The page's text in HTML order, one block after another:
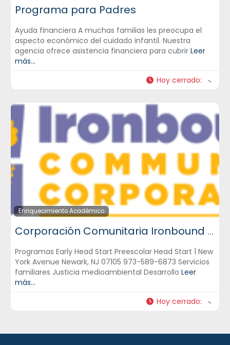
Programa para Padres
Ayuda financiera A muchas familias les preocupa el
aspecto económico del cuidado infantil. Nuestra
agencia ofrece asistencia financiera para cubrir Leer
más...
Hoy cerrado:
Enriquecimiento Académico
Corporación Comunitaria Ironbound – ICC
Programas Early Head Start Preescolar Head Start 1 New
York Avenue Newark, NJ 07105 973-589-6873 Servicios
familiares Justicia medioambiental Desarrollo Leer
más...
Hoy cerrado: